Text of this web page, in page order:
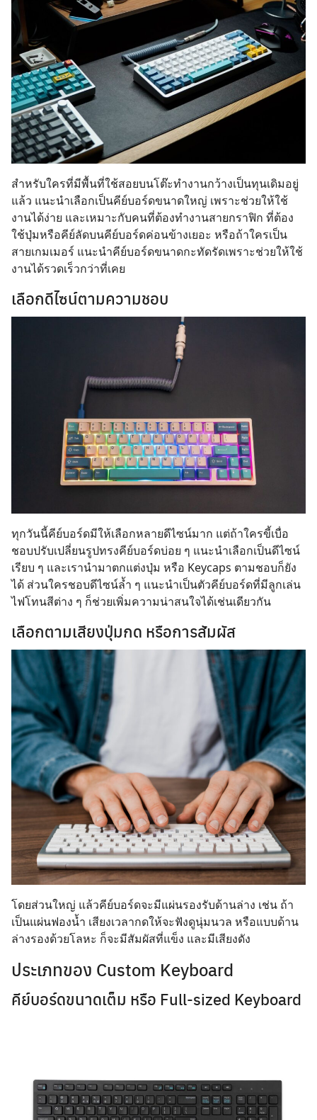
สำหรับใครที่มีพื้นที่ใช้สอยบนโต๊ะทำงานกว้างเป็นทุนเดิมอยู่
แล้ว แนะนำเลือกเป็นคีย์บอร์ดขนาดใหญ่ เพราะช่วยให้ใช้
งานได้ง่าย และเหมาะกับคนที่ต้องทำงานสายกราฟิก ที่ต้อง
ใช้ปุ่มหรือคีย์ลัดบนคีย์บอร์ดค่อนข้างเยอะ หรือถ้าใครเป็น
สายเกมเมอร์ แนะนำคีย์บอร์ดขนาดกะทัดรัดเพราะช่วยให้ใช้
งานได้รวดเร็วกว่าที่เคย
เลือกดีไซน์ตามความชอบ
ทุกวันนี้คีย์บอร์ดมีให้เลือกหลายดีไซน์มาก แต่ถ้าใครขี้เบื่อ
ชอบปรับเปลี่ยนรูปทรงคีย์บอร์ดบ่อย ๆ แนะนำเลือกเป็นดีไซน์
เรียบ ๆ และเรานำมาตกแต่งปุ่ม หรือ Keycaps ตามชอบก็ยัง
ได้ ส่วนใครชอบดีไซน์ล้ำ ๆ แนะนำเป็นตัวคีย์บอร์ดที่มีลูกเล่น
ไฟโทนสีต่าง ๆ ก็ช่วยเพิ่มความน่าสนใจได้เช่นเดียวกัน
เลือกตามเสียงปุ่มกด หรือการสัมผัส
โดยส่วนใหญ่ แล้วคีย์บอร์ดจะมีแผ่นรองรับด้านล่าง เช่น ถ้า
เป็นแผ่นฟองน้ำ เสียงเวลากดให้จะฟังดูนุ่มนวล หรือแบบด้าน
ล่างรองด้วยโลหะ ก็จะมีสัมผัสที่แข็ง และมีเสียงดัง
ประเภทของ Custom Keyboard
คีย์บอร์ดขนาดเต็ม หรือ Full-sized Keyboard